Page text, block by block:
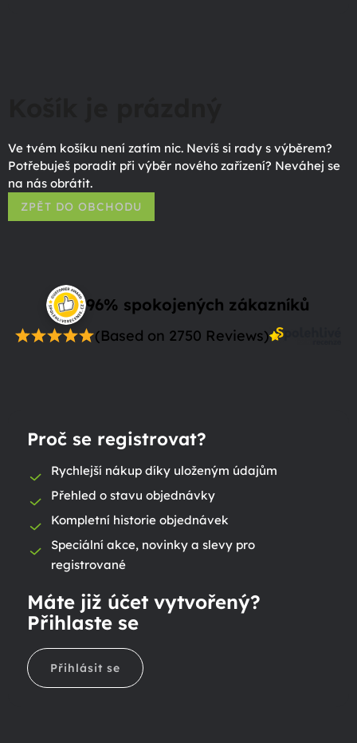
Ve tvém košíku není zatím nic. Nevíš si rady s výběrem?
Potřebuješ poradit při výběr nového zařízení? Neváhej se
na nás obrátit.
ZPĚT DO OBCHODU
96% spokojených zákazníků
(Based on 2750 Reviews)
Proč se registrovat?
Rychlejší nákup díky uloženým údajům
Přehled o stavu objednávky
Kompletní historie objednávek
Speciální akce, novinky a slevy pro
registrované
Máte již účet vytvořený?
Přihlaste se
Přihlásit se